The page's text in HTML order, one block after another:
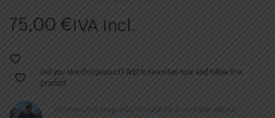
75,00€IVA Incl.
Did you like this product? Add to favorites now and follow the
product.
¿Tienes una pregunta? Pregunta a un especialista.